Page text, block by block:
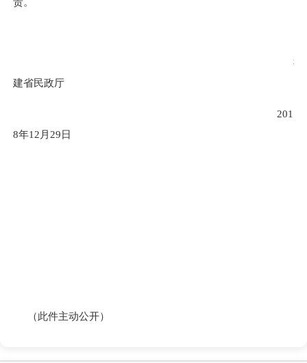
福
建省民政厅
201
8年12 月 29日
（此件主动公开）